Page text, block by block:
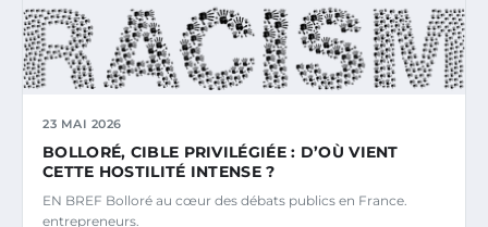
23 MAI 2026
BOLLORÉ, CIBLE PRIVILÉGIÉE : D’OÙ VIENT
CETTE HOSTILITÉ INTENSE ?
EN BREF Bolloré au cœur des débats publics en France.
entrepreneurs.